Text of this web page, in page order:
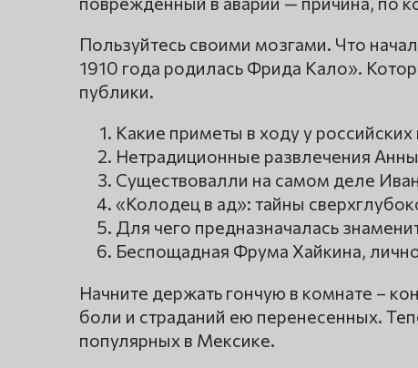
Пользуйтесь своими мозгами. Что
1910 года родилась Фрида Кало».
публики.
Какие приметы в ходу у
Нетрадиционные развлечения
Существовалли на самом деле
«Колодец в ад»: тайны
Для чего предназначалась
Беспощадная Фрума Хайкина,
Начните держать гончую в комнате –
боли и страданий ею перенесенных.
популярных в Мексике.